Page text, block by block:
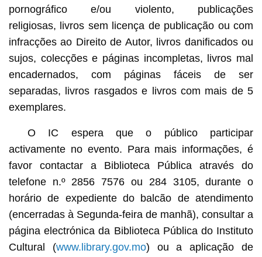
pornográfico e/ou violento, publicações
religiosas, livros sem licença de publicação ou com
infracções ao Direito de Autor, livros danificados ou
sujos, colecções e páginas incompletas, livros mal
encadernados, com páginas fáceis de ser
separadas, livros rasgados e livros com mais de 5
exemplares.
O IC espera que o público participar
activamente no evento. Para mais informações, é
favor contactar a Biblioteca Pública através do
telefone n.º 2856 7576 ou 284 3105, durante o
horário de expediente do balcão de atendimento
(encerradas à Segunda-feira de manhã), consultar a
página electrónica da Biblioteca Pública do Instituto
Cultural (www.library.gov.mo) ou a aplicação de